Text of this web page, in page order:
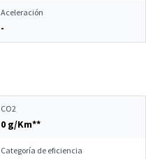
Aceleración
-
CO2
0 g/Km**
Categoría de eficiencia